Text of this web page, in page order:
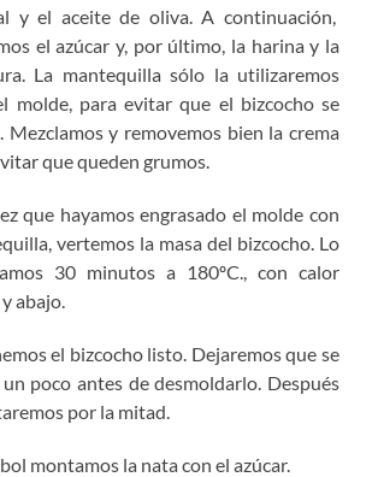
y el aceite de oliva. A continuación,
el azúcar y, por último, la harina y la
La mantequilla sólo la utilizaremos
molde, para evitar que el bizcocho se
Mezclamos y removemos bien la crema
que queden grumos.
que hayamos engrasado el molde con
vertemos la masa del bizcocho. Lo
30 minutos a 180ºC., con calor
abajo.
el bizcocho listo. Dejaremos que se
poco antes de desmoldarlo. Después
por la mitad.
montamos la nata con el azúcar.